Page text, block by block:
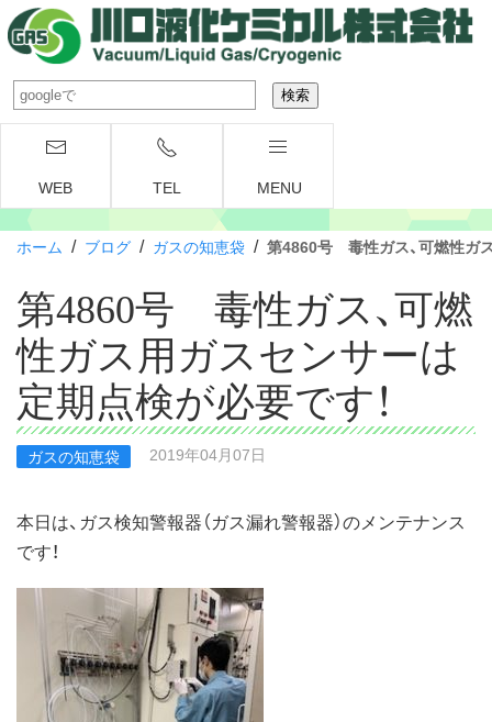
WEB TEL MENU
ホーム / ブログ / ガスの知恵袋 / 第4860号 毒性ガス、可燃性ガ
第4860号 毒性ガス、可燃
性ガス用ガスセンサーは
定期点検が必要です！
ガスの知恵袋 2019年04月07日
本日は、ガス検知警報器（ガス漏れ警報器）のメンテナンス
です！